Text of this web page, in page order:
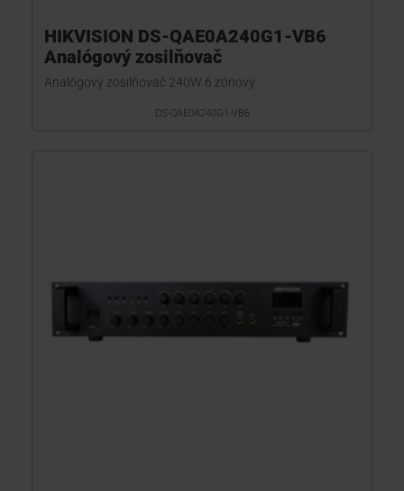
HIKVISION DS-QAE0A240G1-VB6
Analógový zosilňovač
Analógový zosilňovač 240W 6 zónový
DS-QAE0A240G1-VB6